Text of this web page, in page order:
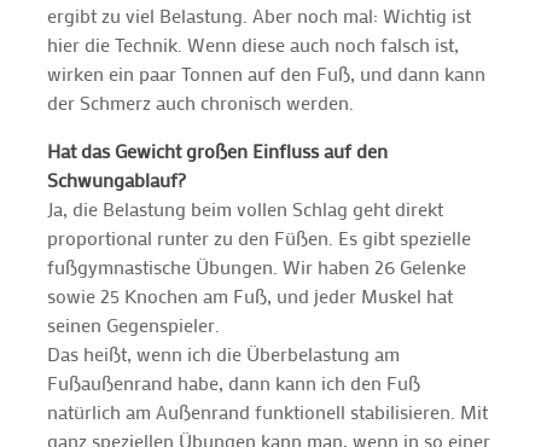
ergibt zu viel Belastung. Aber noch mal: Wichtig ist
hier die Technik. Wenn diese auch noch falsch ist,
wirken ein paar Tonnen auf den Fuß, und dann kann
der Schmerz auch chronisch werden.
Hat das Gewicht großen Einfluss auf den
Schwungablauf?
Ja, die Belastung beim vollen Schlag geht direkt
proportional runter zu den Füßen. Es gibt spezielle
fußgymnastische Übungen. Wir haben 26 Gelenke
sowie 25 Knochen am Fuß, und jeder Muskel hat
seinen Gegenspieler.
Das heißt, wenn ich die Überbelastung am
Fußaußenrand habe, dann kann ich den Fuß
natürlich am Außenrand funktionell stabilisieren. Mit
ganz speziellen Übungen kann man, wenn in so einer